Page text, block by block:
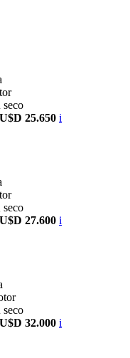
seco
25.650 i
seco
27.600 i
seco
32.000 i